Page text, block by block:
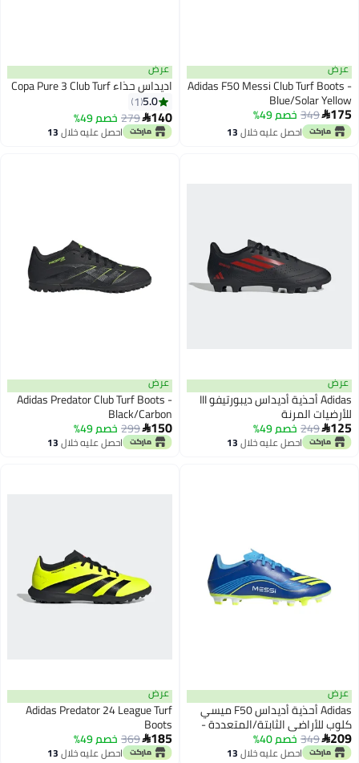
عرض
Adidas F50 Messi Club Turf Boots -
Blue/Solar Yellow
175
349خصم 49%
احصل عليه خلال13
عرض
اديداس حذاء Copa Pure 3 Club Turf
5.0
1
140
279خصم 49%
احصل عليه خلال13
عرض
Adidas أحذية أديداس ديبورتيفو III
للأرضيات المرنة
125
249خصم 49%
احصل عليه خلال13
عرض
Adidas Predator Club Turf Boots -
Black/Carbon
150
299خصم 49%
احصل عليه خلال13
عرض
Adidas أحذية أديداس F50 ميسي
كلوب للأراضي الثابتة/المتعددة -
أزرق/أصفر شمسي
209
349خصم 40%
احصل عليه خلال13
عرض
Adidas Predator 24 League Turf
Boots
185
369خصم 49%
احصل عليه خلال13